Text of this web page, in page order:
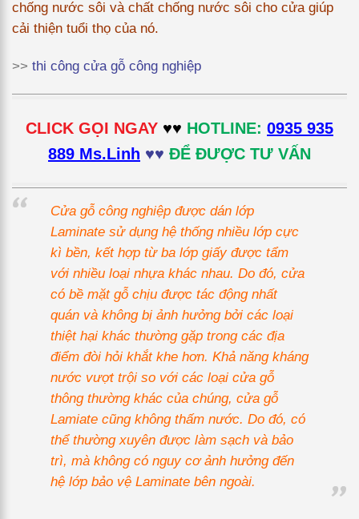
chống nước sôi và chất chống nước sôi cho cửa giúp
cải thiện tuổi thọ của nó.
>> thi công cửa gỗ công nghiệp
CLICK GỌI NGAY ♥♥ HOTLINE: 0935 935
889 Ms.Linh ♥♥ ĐỂ ĐƯỢC TƯ VẤN
Cửa gỗ công nghiệp được dán lớp
Laminate sử dụng hệ thống nhiều lớp cực
kì bền, kết hợp từ ba lớp giấy được tẩm
với nhiều loại nhựa khác nhau. Do đó, cửa
có bề mặt gỗ chịu được tác động nhất
quán và không bị ảnh hưởng bởi các loại
thiệt hại khác thường gặp trong các địa
điểm đòi hỏi khắt khe hơn. Khả năng kháng
nước vượt trội so với các loại cửa gỗ
thông thường khác của chúng, cửa gỗ
Lamiate cũng không thấm nước. Do đó, có
thể thường xuyên được làm sạch và bảo
trì, mà không có nguy cơ ảnh hưởng đến
hệ lớp bảo vệ Laminate bên ngoài.